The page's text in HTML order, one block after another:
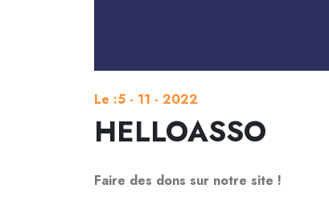
Le :5 - 11 - 2022
HELLOASSO
Faire des dons sur notre site !